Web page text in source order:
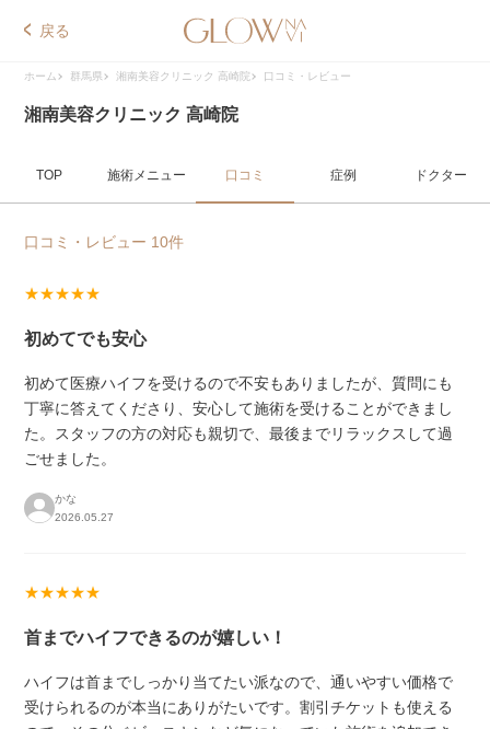
戻る
ホーム 群馬県 湘南美容クリニック 高崎院 口コミ・レビュー
湘南美容クリニック 高崎院
TOP 施術メニュー 口コミ 症例 ドクター
口コミ・レビュー 10件
★★★★★
初めてでも安心
初めて医療ハイフを受けるので不安もありましたが、質問にも
丁寧に答えてくださり、安心して施術を受けることができまし
た。スタッフの方の対応も親切で、最後までリラックスして過
ごせました。
かな
2026.05.27
★★★★★
首までハイフできるのが嬉しい！
ハイフは首までしっかり当てたい派なので、通いやすい価格で
受けられるのが本当にありがたいです。割引チケットも使える